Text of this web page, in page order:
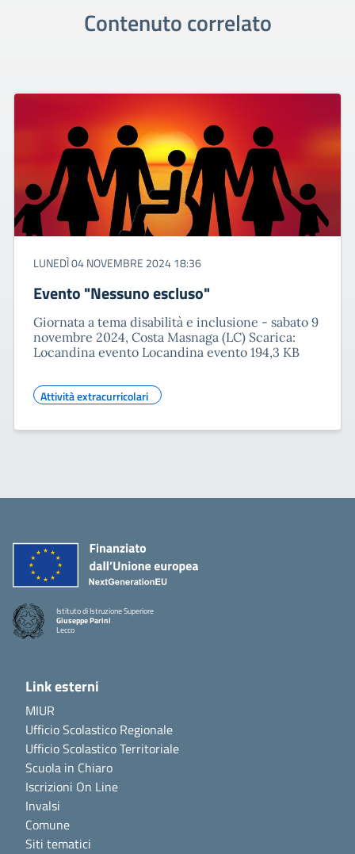
Contenuto correlato
LUNEDÌ 04 NOVEMBRE 2024 18:36
Evento "Nessuno escluso"
Giornata a tema disabilità e inclusione - sabato 9
novembre 2024, Costa Masnaga (LC) Scarica:
Locandina evento Locandina evento 194,3 KB
Attività extracurricolari
Istituto di Istruzione Superiore
Giuseppe Parini
Lecco
Link esterni
MIUR
Ufficio Scolastico Regionale
Ufficio Scolastico Territoriale
Scuola in Chiaro
Iscrizioni On Line
Invalsi
Comune
Siti tematici